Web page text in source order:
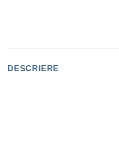
DESCRIERE